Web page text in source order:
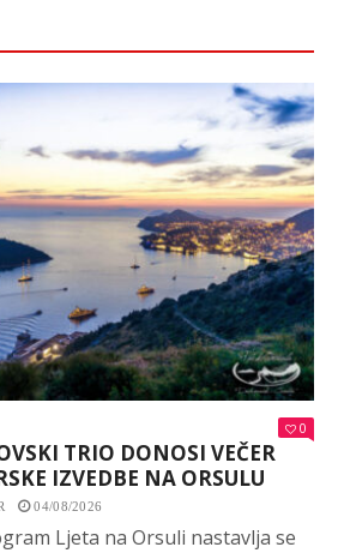
0
TRIO DONOSI VEČER
IZVEDBE NA ORSULU
04/08/2026
Ljeta na Orsuli nastavlja se